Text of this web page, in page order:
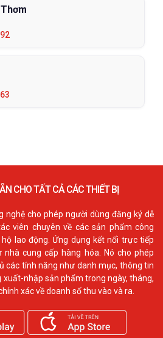
CHO TẤT CẢ CÁC THIẾT BỊ
nghệ cho phép người dùng đăng ký dễ
viên chuyên về các sản phẩm công
lao động. Ứng dụng kết nối trực tiếp
cung cấp hàng hóa. Nó cho phép
các tính năng như danh mục, thông tin
xuất-nhập sản phẩm trong ngày, tháng,
xác về doanh số thu vào và ra.